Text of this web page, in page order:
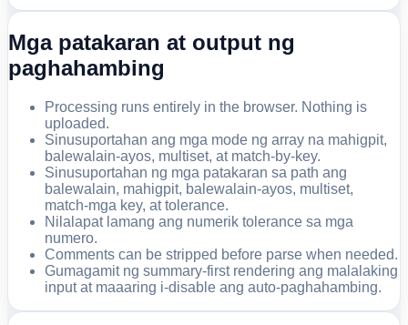
Mga patakaran at output ng
paghahambing
Processing runs entirely in the browser. Nothing is
uploaded.
Sinusuportahan ang mga mode ng array na mahigpit,
balewalain-ayos, multiset, at match-by-key.
Sinusuportahan ng mga patakaran sa path ang
balewalain, mahigpit, balewalain-ayos, multiset,
match-mga key, at tolerance.
Nilalapat lamang ang numerik tolerance sa mga
numero.
Comments can be stripped before parse when needed.
Gumagamit ng summary-first rendering ang malalaking
input at maaaring i-disable ang auto-paghahambing.